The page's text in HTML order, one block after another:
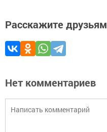
Расскажите друзьям
Нет комментариев